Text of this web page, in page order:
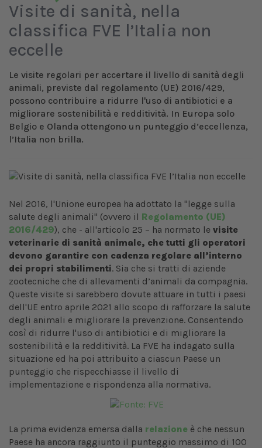
Visite di sanità, nella
classifica FVE l’Italia non
eccelle
Le visite regolari per accertare il livello di sanità degli
animali, previste dal regolamento (UE) 2016/429,
possono contribuire a ridurre l'uso di antibiotici e a
migliorare sostenibilità e redditività. In Europa solo
Belgio e Olanda ottengono un punteggio d’eccellenza,
l’Italia non brilla.
Nel 2016, l'Unione europea ha adottato la "legge sulla
salute degli animali" (ovvero il Regolamento (UE)
2016/429), che - all'articolo 25 – ha normato le visite
veterinarie di sanità animale, che tutti gli operatori
devono garantire con cadenza regolare all’interno
dei propri stabilimenti. Sia che si tratti di aziende
zootecniche che di allevamenti d’animali da compagnia.
Queste visite si sarebbero dovute attuare in tutti i paesi
dell'UE entro aprile 2021 allo scopo di rafforzare la salute
degli animali e migliorare la prevenzione. Consentendo
così di ridurre l'uso di antibiotici e di migliorare la
sostenibilità e la redditività. La FVE ha indagato sulla
situazione ed ha poi attribuito a ciascun Paese un
punteggio che rispecchiasse il livello di
implementazione e rispondenza alla normativa.
La prima evidenza emersa dalla relazione è che nessun
Paese ha ancora raggiunto il punteggio massimo di 100